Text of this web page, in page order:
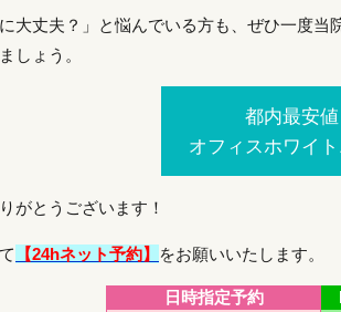
大丈夫？」と悩んでいる方も、ぜひ一度当
しょう。
都内最安値
オフィスホワイ
がとうございます！
【24hネット予約】 をお願いいたします。
日時指定予約